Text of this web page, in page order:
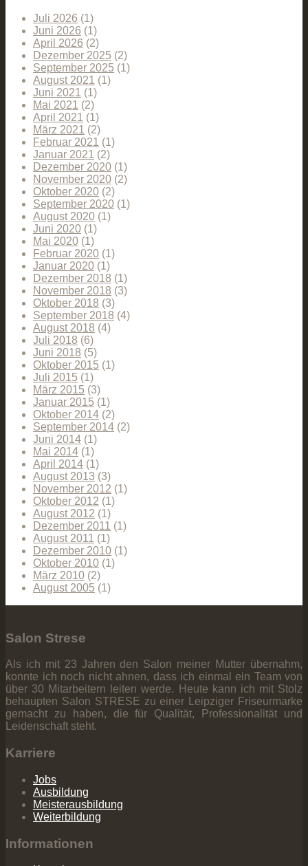
Juli 2026 (1)
Juni 2026 (1)
April 2026 (2)
Dezember 2025 (2)
September 2025 (1)
August 2021 (1)
Juni 2021 (1)
Mai 2021 (2)
April 2021 (1)
März 2021 (2)
Februar 2021 (1)
Januar 2021 (2)
Dezember 2020 (1)
November 2020 (2)
Oktober 2020 (2)
September 2020 (1)
August 2020 (1)
Juni 2020 (1)
Mai 2020 (1)
Februar 2020 (1)
Januar 2020 (1)
Dezember 2018 (1)
November 2018 (3)
Oktober 2018 (3)
September 2018 (4)
August 2018 (4)
Juli 2018 (6)
Juni 2018 (5)
Oktober 2015 (1)
Juli 2015 (1)
März 2015 (3)
Januar 2015 (1)
Oktober 2014 (2)
September 2014 (2)
Juni 2014 (1)
Mai 2014 (1)
April 2014 (1)
August 2013 (3)
November 2012 (1)
Oktober 2012 (1)
August 2012 (1)
Dezember 2011 (1)
August 2011 (1)
Dezember 2010 (1)
Oktober 2010 (1)
März 2010 (2)
August 2005 (1)
Salon Strese
Als ich mit 23 Jahren den Salon meiner Mutter übernahm,
konnte ich noch nicht ahnen, dass ich einmal ein Team von
über 30 Mitarbeitern leiten werde. Heute kann ich mit Stolz
behaupten Salon STRESE zu einer Leipziger Friseurmarke
gemacht zu haben, die für Qualität, Professionalität und
Leidenschaft steht.
Karriere
Jobs
Ausbildung
Meisterausbildung
Weiterbildung
Informationen